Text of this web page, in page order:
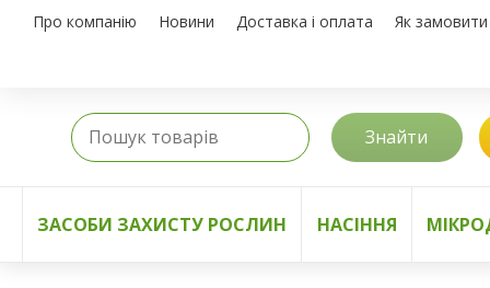
Про компанію Новини Доставка і оплата Як замовити
Знайти
ЗАСОБИ ЗАХИСТУ РОСЛИН НАСІННЯ